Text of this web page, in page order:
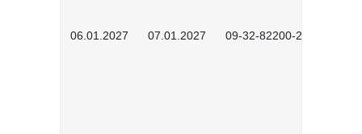
06.01.2027 07.01.2027 09-32-82200-2502